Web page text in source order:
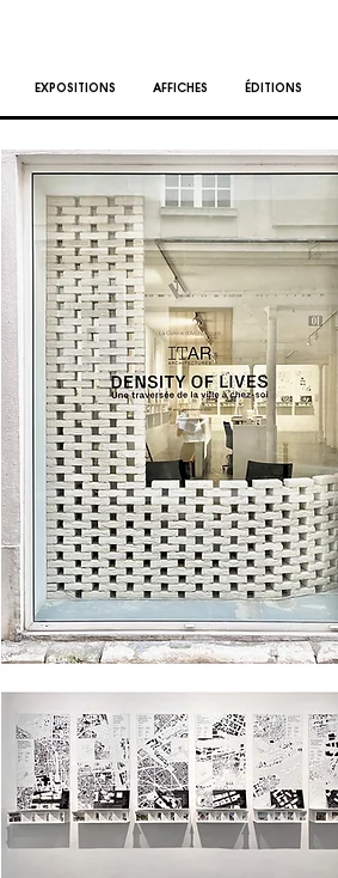
EXPOSITIONS AFFICHES ÉDITIONS